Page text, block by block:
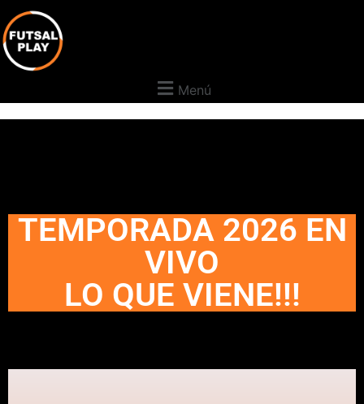
Menú
TEMPORADA 2026 EN
VIVO
LO QUE VIENE!!!